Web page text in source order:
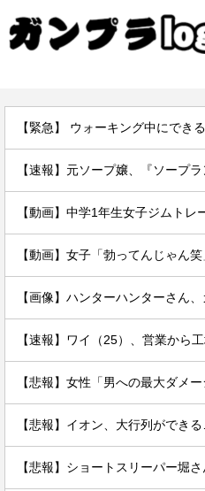
【緊急】 ウォーキング中にでき